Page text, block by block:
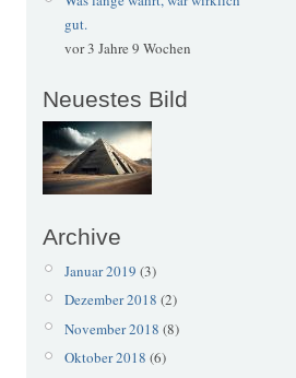
gut.
vor 3 Jahre 9 Wochen
Neuestes Bild
Archive
Januar 2019 (3)
Dezember 2018 (2)
November 2018 (8)
Oktober 2018 (6)